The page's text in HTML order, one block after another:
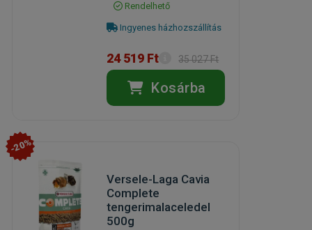
Rendelhető
Ingyenes házhozszállítás
24 519 Ft 35 027 Ft
Kosárba
-20%
Versele-Laga Cavia
Complete
tengerimalaceledel
500g